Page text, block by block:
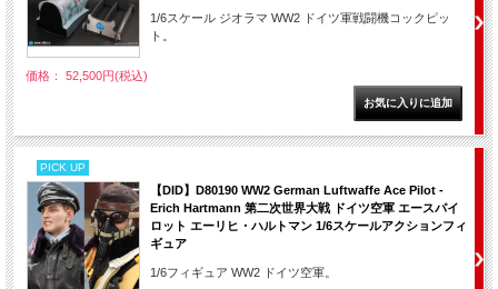
1/6スケール ジオラマ WW2 ドイツ軍戦闘機コックピッ
ト。
価格： 52,500円(税込)
PICK UP
【DID】D80190 WW2 German Luftwaffe Ace Pilot -
Erich Hartmann 第二次世界大戦 ドイツ空軍 エースパイ
ロット エーリヒ・ハルトマン 1/6スケールアクションフィ
ギュア
1/6フィギュア WW2 ドイツ空軍。